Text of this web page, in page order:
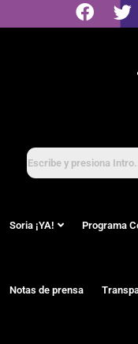
Soria ¡YA! Programa
Notas de prensa